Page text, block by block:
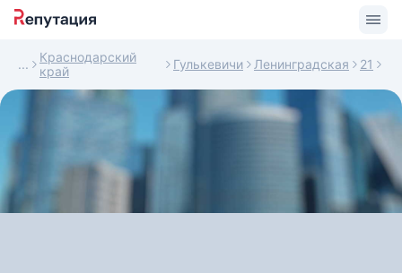
Краснодарский
край
Гулькевичи Ленинградская 21